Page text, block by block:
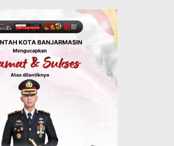
Pembangunan
Maut,
Janji
Fasilitas
Jalan
Banjarbaru–